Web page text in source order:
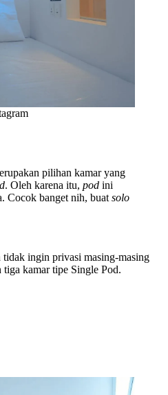
pilihan kamar yang
. Oleh karena itu, pod ini
Cocok banget nih, buat solo
ingin privasi masing-masing
tiga kamar tipe Single Pod.